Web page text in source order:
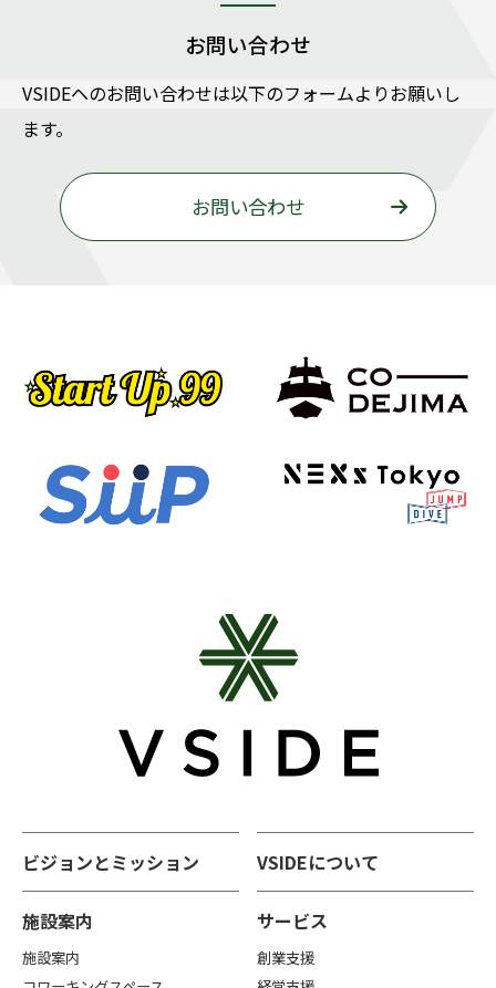
お問い合わせ
VSIDEヘのお問い合わせは以下のフォームよりお願いし
ます。
お問い合わせ
ビジョンとミッション VSIDEについて
施設案内
施設案内
サービス
創業支援